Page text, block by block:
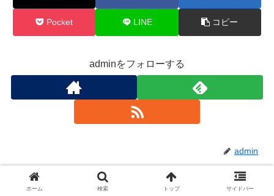
Pocket LINE コピー
adminをフォローする
admin
関連記事
ホーム 検索 トップ サイドバー